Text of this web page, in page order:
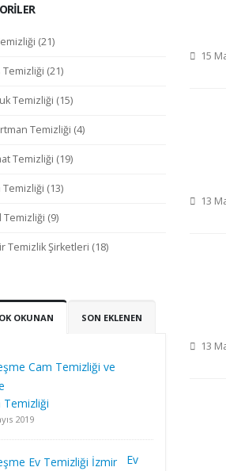
(21)
Temizliği (21)
Temizliği (15)
Temizliği (4)
Temizliği (19)
Temizliği (13)
Temizliği (9)
Temizlik Şirketleri (18)
OKUNAN SON EKLENEN
Temizliği
2019
Ev
15
13
13